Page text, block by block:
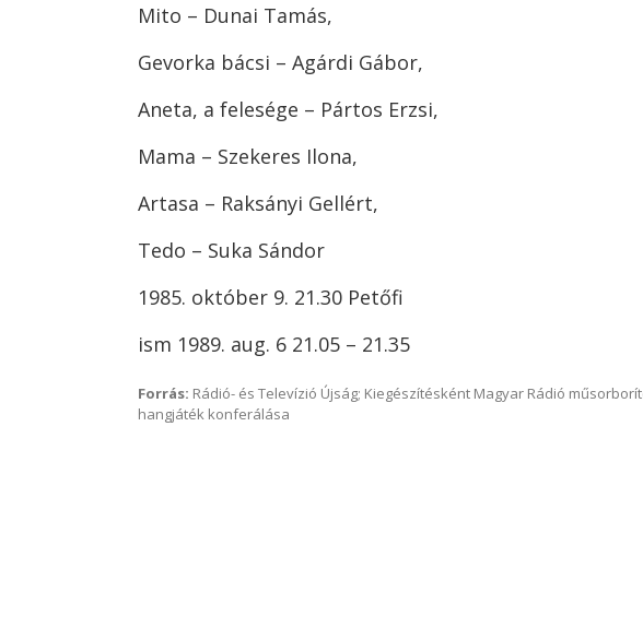
Mito – Dunai Tamás,
Gevorka bácsi – Agárdi Gábor,
Aneta, a felesége – Pártos Erzsi,
Mama – Szekeres Ilona,
Artasa – Raksányi Gellért,
Tedo – Suka Sándor
1985. október 9. 21.30 Petőfi
ism 1989. aug. 6 21.05 – 21.35
Forrás: Rádió- és Televízió Újság; Kiegészítésként Magyar Rádió
hangjáték konferálása